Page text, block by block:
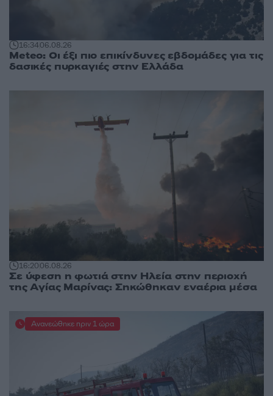
16:3406.08.26
Meteo: Οι έξι πιο επικίνδυνες εβδομάδες για τις
δασικές πυρκαγιές στην Ελλάδα
16:2006.08.26
Σε ύφεση η φωτιά στην Ηλεία στην περιοχή
της Αγίας Μαρίνας: Σηκώθηκαν εναέρια μέσα
Ανανεώθηκε πριν 1 ώρα